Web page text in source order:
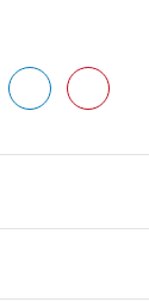
LinkedIn